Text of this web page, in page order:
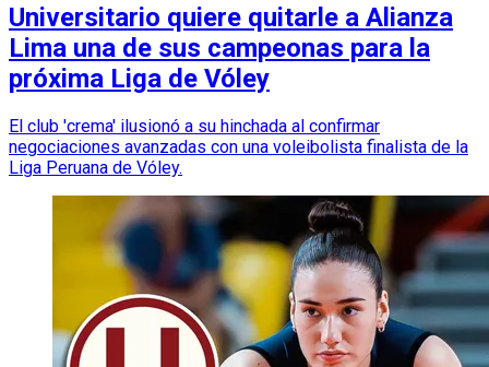
Universitario quiere quitarle a Alianza
Lima una de sus campeonas para la
próxima Liga de Vóley
El club 'crema' ilusionó a su hinchada al confirmar
negociaciones avanzadas con una voleibolista finalista de la
Liga Peruana de Vóley.